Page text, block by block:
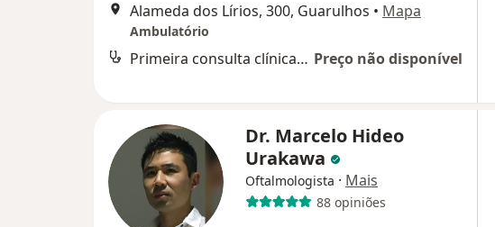
Alameda dos Lírios, 300, Guarulhos • Mapa
Ambulatório
Primeira consulta clínica médica Preço não disponível
Dr. Marcelo Hideo
Urakawa
Oftalmologista · Mais
88 opiniões